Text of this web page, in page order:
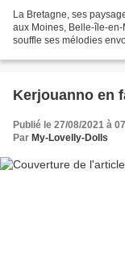
La Bretagne, ses
aux Moines, Belle-île-en-
souffle ses mélodies
Kerjouanno en
Publié le 27/08/2021 à
Par My-Lovelly-Dolls